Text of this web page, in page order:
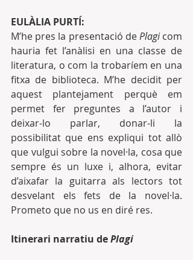
EULÀLIA PURTÍ:
M’he pres la presentació de Plagi com
hauria fet l’anàlisi en una classe de
literatura, o com la trobaríem en una
fitxa de biblioteca. M’he decidit per
aquest plantejament perquè em
permet fer preguntes a l’autor i
deixar-lo parlar, donar-li la
possibilitat que ens expliqui tot allò
que vulgui sobre la novel·la, cosa que
sempre és un luxe i, alhora, evitar
d’aixafar la guitarra als lectors tot
desvelant els fets de la novel·la.
Prometo que no us en diré res.
Itinerari narratiu de Plagi